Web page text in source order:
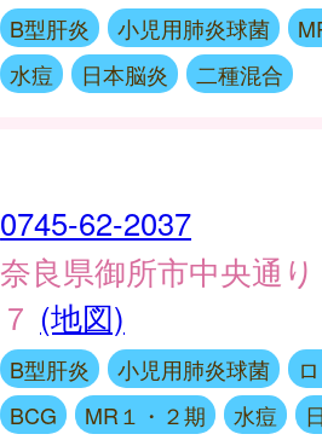
B型肝炎 小児用肺炎球菌
水痘
日本脳炎 二種混合
0745-62-2037
奈良県御所市中央通
７ (地図)
B型肝炎 小児用肺炎球菌
BCG
MR１・２期 水痘